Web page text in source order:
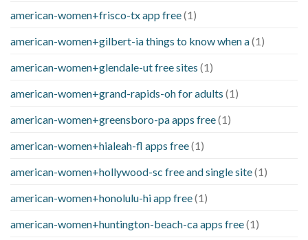
american-women+frisco-tx app free(1)
american-women+gilbert-ia things to know when a(1)
american-women+glendale-ut free sites (1)
american-women+grand-rapids-oh for adults (1)
american-women+greensboro-pa apps free(1)
american-women+hialeah-fl apps free(1)
american-women+hollywood-sc free and single site(1)
american-women+honolulu-hi app free(1)
american-women+huntington-beach-ca apps free(1)